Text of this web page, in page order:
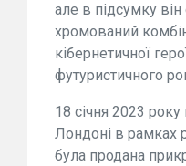
але в підсумку
хромований
кібернетичної
футуристичного
18 січня 2023 року
Лондоні в рамках
була продана